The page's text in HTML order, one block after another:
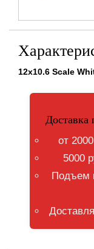
12x10.6 Scale
Доставка
от
5000
Подъем